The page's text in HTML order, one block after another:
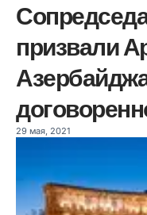
призвали
29 мая, 2021